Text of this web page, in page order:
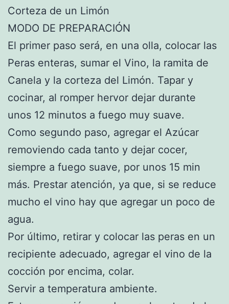
Corteza de un Limón
MODO DE PREPARACIÓN
El primer paso será, en una olla, colocar las
Peras enteras, sumar el Vino, la ramita de
Canela y la corteza del Limón. Tapar y
cocinar, al romper hervor dejar durante
unos 12 minutos a fuego muy suave.
Como segundo paso, agregar el Azúcar
removiendo cada tanto y dejar cocer,
siempre a fuego suave, por unos 15 min
más. Prestar atención, ya que, si se reduce
mucho el vino hay que agregar un poco de
agua.
Por último, retirar y colocar las peras en un
recipiente adecuado, agregar el vino de la
cocción por encima, colar.
Servir a temperatura ambiente.